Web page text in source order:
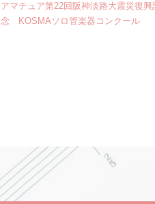
アマチュア第22回阪神淡路大震災復興
念 KOSMAソロ管楽器コンクール